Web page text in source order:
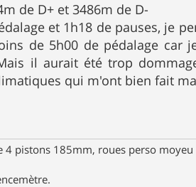
de D+ et 3486m de D-
et 1h18 de pauses, je
de 5h00 de pédalage car
il aurait été trop
qui m'ont bien fait
4 pistons 185mm, roues perso